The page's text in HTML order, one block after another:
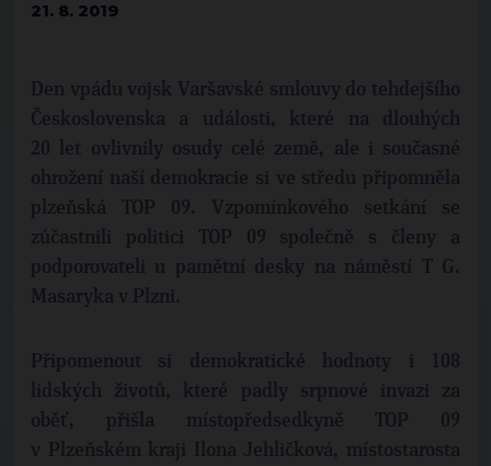
21. 8. 2019
Den vpádu vojsk Varšavské smlouvy do tehdejšího
Československa a události, které na dlouhých
20 let ovlivnily osudy celé země, ale i současné
ohrožení naší demokracie si ve středu připomněla
plzeňská TOP 09. Vzpomínkového setkání se
zúčastnili politici TOP 09 společně s členy a
podporovateli u pamětní desky na náměstí T G.
Masaryka v Plzni.
Připomenout si demokratické hodnoty i 108
lidských životů, které padly srpnové invazi za
oběť, přišla místopředsedkyně TOP 09
v Plzeňském kraji Ilona Jehličková, místostarosta